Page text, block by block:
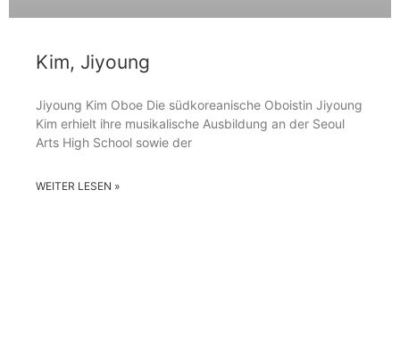
Kim, Jiyoung
Jiyoung Kim Oboe Die südkoreanische Oboistin Jiyoung
Kim erhielt ihre musikalische Ausbildung an der Seoul
Arts High School sowie der
WEITER LESEN »